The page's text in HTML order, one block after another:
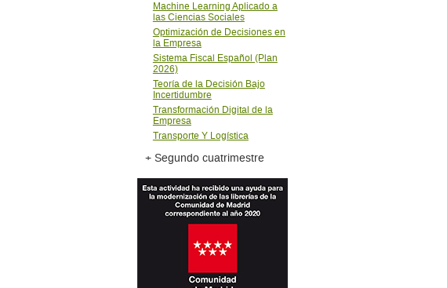
Machine Learning Aplicado a
las Ciencias Sociales
Optimización de Decisiones en
la Empresa
Sistema Fiscal Español (Plan
2026)
Teorí­a de la Decisión Bajo
Incertidumbre
Transformación Digital de la
Empresa
Transporte Y Logí­stica
+ Segundo cuatrimestre